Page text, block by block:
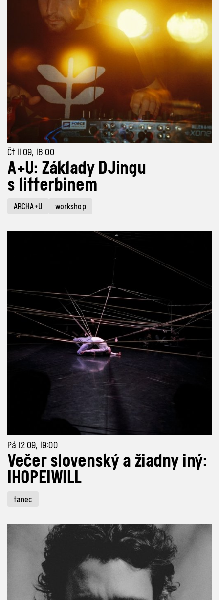
Čt 11 09, 18:00
A+U: Základy DJingu
s litterbinem
ARCHA+U workshop
Pá 12 09, 19:00
Večer slovenský a žiadny iný:
IHOPEIWILL
tanec